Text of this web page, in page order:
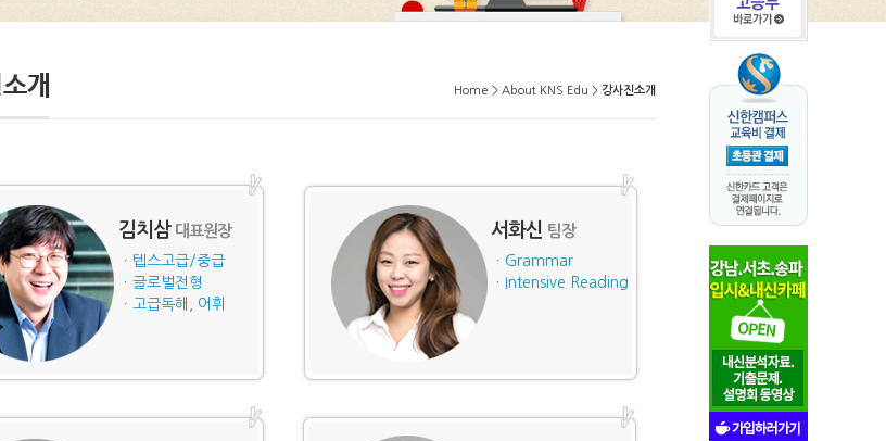
Home > About KNS Edu > 강사진소개
김치삼 대표원장
ㆍ텝스고급/중급
ㆍ글로벌전형
ㆍ고급독해, 어휘
서화신 팀장
ㆍGrammar
ㆍIntensive Reading